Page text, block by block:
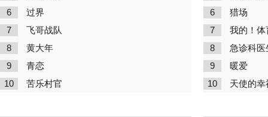
6 过界
7 飞哥战队
8 黄大年
9 青恋
10 苦乐村官
6 猎场
7 我的！体
8 急诊科医
9 暖爱
10 天使的幸